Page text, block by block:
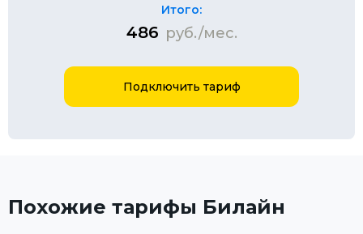
Итого:
486 руб./мес.
Подключить тариф
Похожие тарифы Билайн